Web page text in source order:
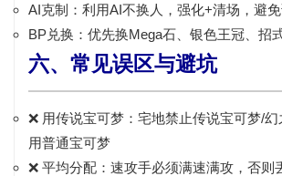
AI克制 ：利用AI不换人， 强化+清场 ，避
BP兑换 ：优先换Mega石、银色王冠、招
六、常见误区与避坑
❌ 用传说宝可梦： 宅地禁止传说宝可梦/幻
用普通宝可梦
❌ 平均分配： 速攻手必须满速满攻 ，否则